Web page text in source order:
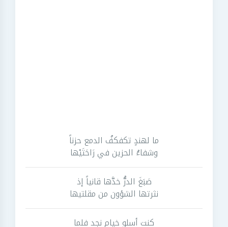
ما لهندٍ تكفكفُ الدمع حزناً
وشفاءُ الحزين في رَاحَتَيْها
صَبَغَ الدرُّ خدَّها قانياً إذ
نثرتها الشؤون من مقلتيها
كنت أسلو خيام نجد فلما